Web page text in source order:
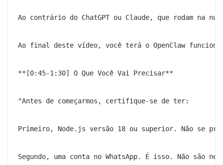
Ao contrário do ChatGPT ou Claude, que rodam na
Ao final deste vídeo, você terá o OpenClaw
**[0:45-1:30] O Que Você Vai Precisar**
"Antes de começarmos, certifique-se de ter:
Primeiro, Node.js versão 18 ou superior. Não se
Segundo, uma conta no WhatsApp. É isso. Não são